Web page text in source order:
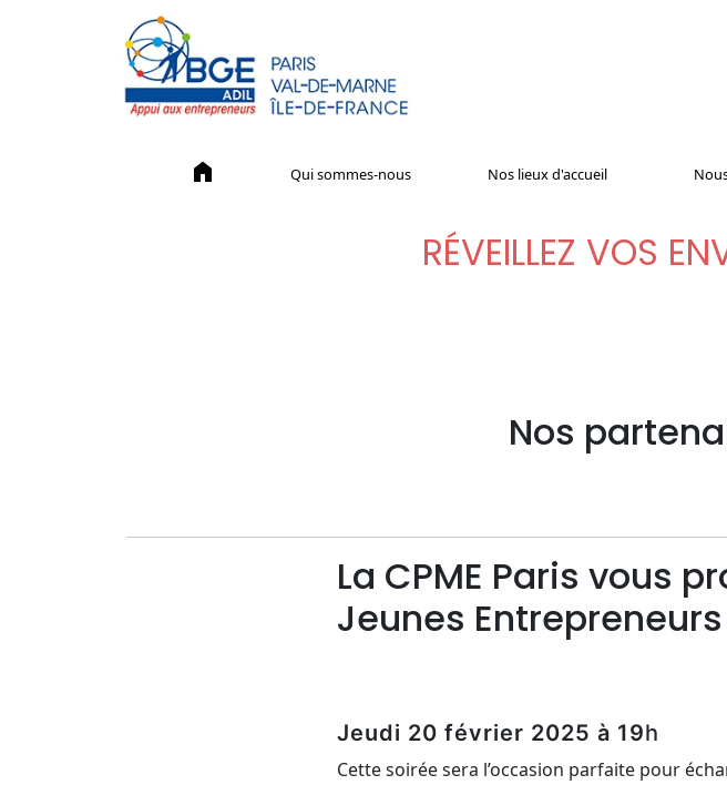
home Qui sommes-nous Nos lieux d'accueil
RÉVEILLEZ VOS
Nos
La CPME Paris vous
Jeunes
Jeudi 20 février 2025 à 19h
Cette soirée sera l’occasion parfaite pour